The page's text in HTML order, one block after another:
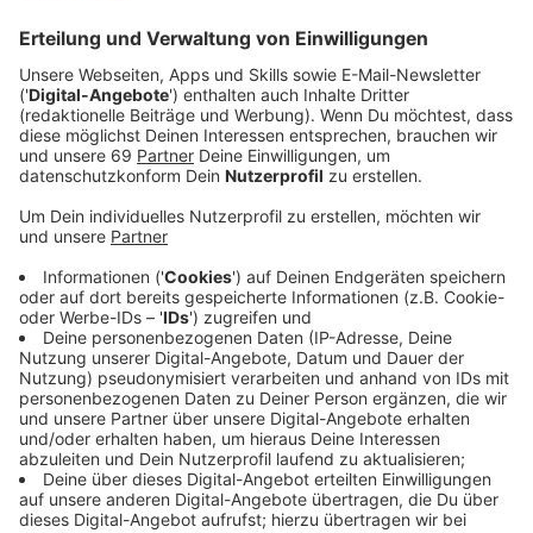
Veröffentlicht:Mittwoch, 31.08.2022 06:15
Anzeige
Comedy
Elvis Eifel - Der Podcast: "Stromcheck"